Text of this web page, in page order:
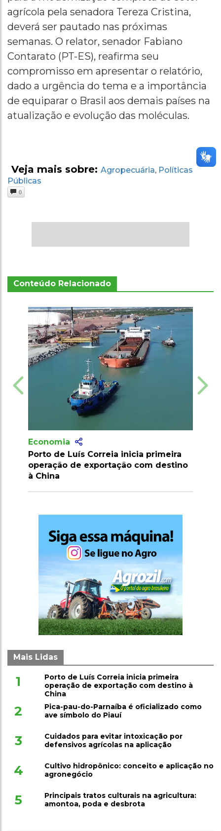
agrícola pela senadora Tereza Cristina,
deverá ser pautado nas próximas
semanas. O relator, senador Fabiano
Contarato (PT-ES), reafirma seu
compromisso em apresentar o relatório,
dado a urgência do tema e a importância
de equiparar o Brasil aos demais países na
atualização e evolução das moléculas.
Veja mais sobre: Agropecuária, Políticas
Públicas
0
Conteúdo Relacionado
Correia inicia primeira
com destino
SLC Agrícola inaugura
algodoeira do Piauí com
Mais Lidas
1
Porto de Luís Correia inicia primeira
operação de exportação com destino à
China
2
Pica-pau-do-Parnaíba é oficializado como
ave símbolo do Piauí
3
Cuidados para evitar intoxicação por
defensivos agrícolas na aplicação
4
Cultivo hidropônico: conceito e aplicação no
agronegócio
5
Principais tratos culturais na agricultura:
amontoa, poda e desbrota